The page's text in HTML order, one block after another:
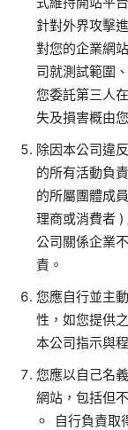
針對外界攻擊
對您的企業網
司就測試範圍
您委託第三人
失及損害概由
除因本公司違
的所有活動負
的所屬團體成
理商或消費者 )
公司關係企業
責。
您應自行並主
性，如您提供
本公司指示與
您應以自己名
網站，包括但
自行負責取